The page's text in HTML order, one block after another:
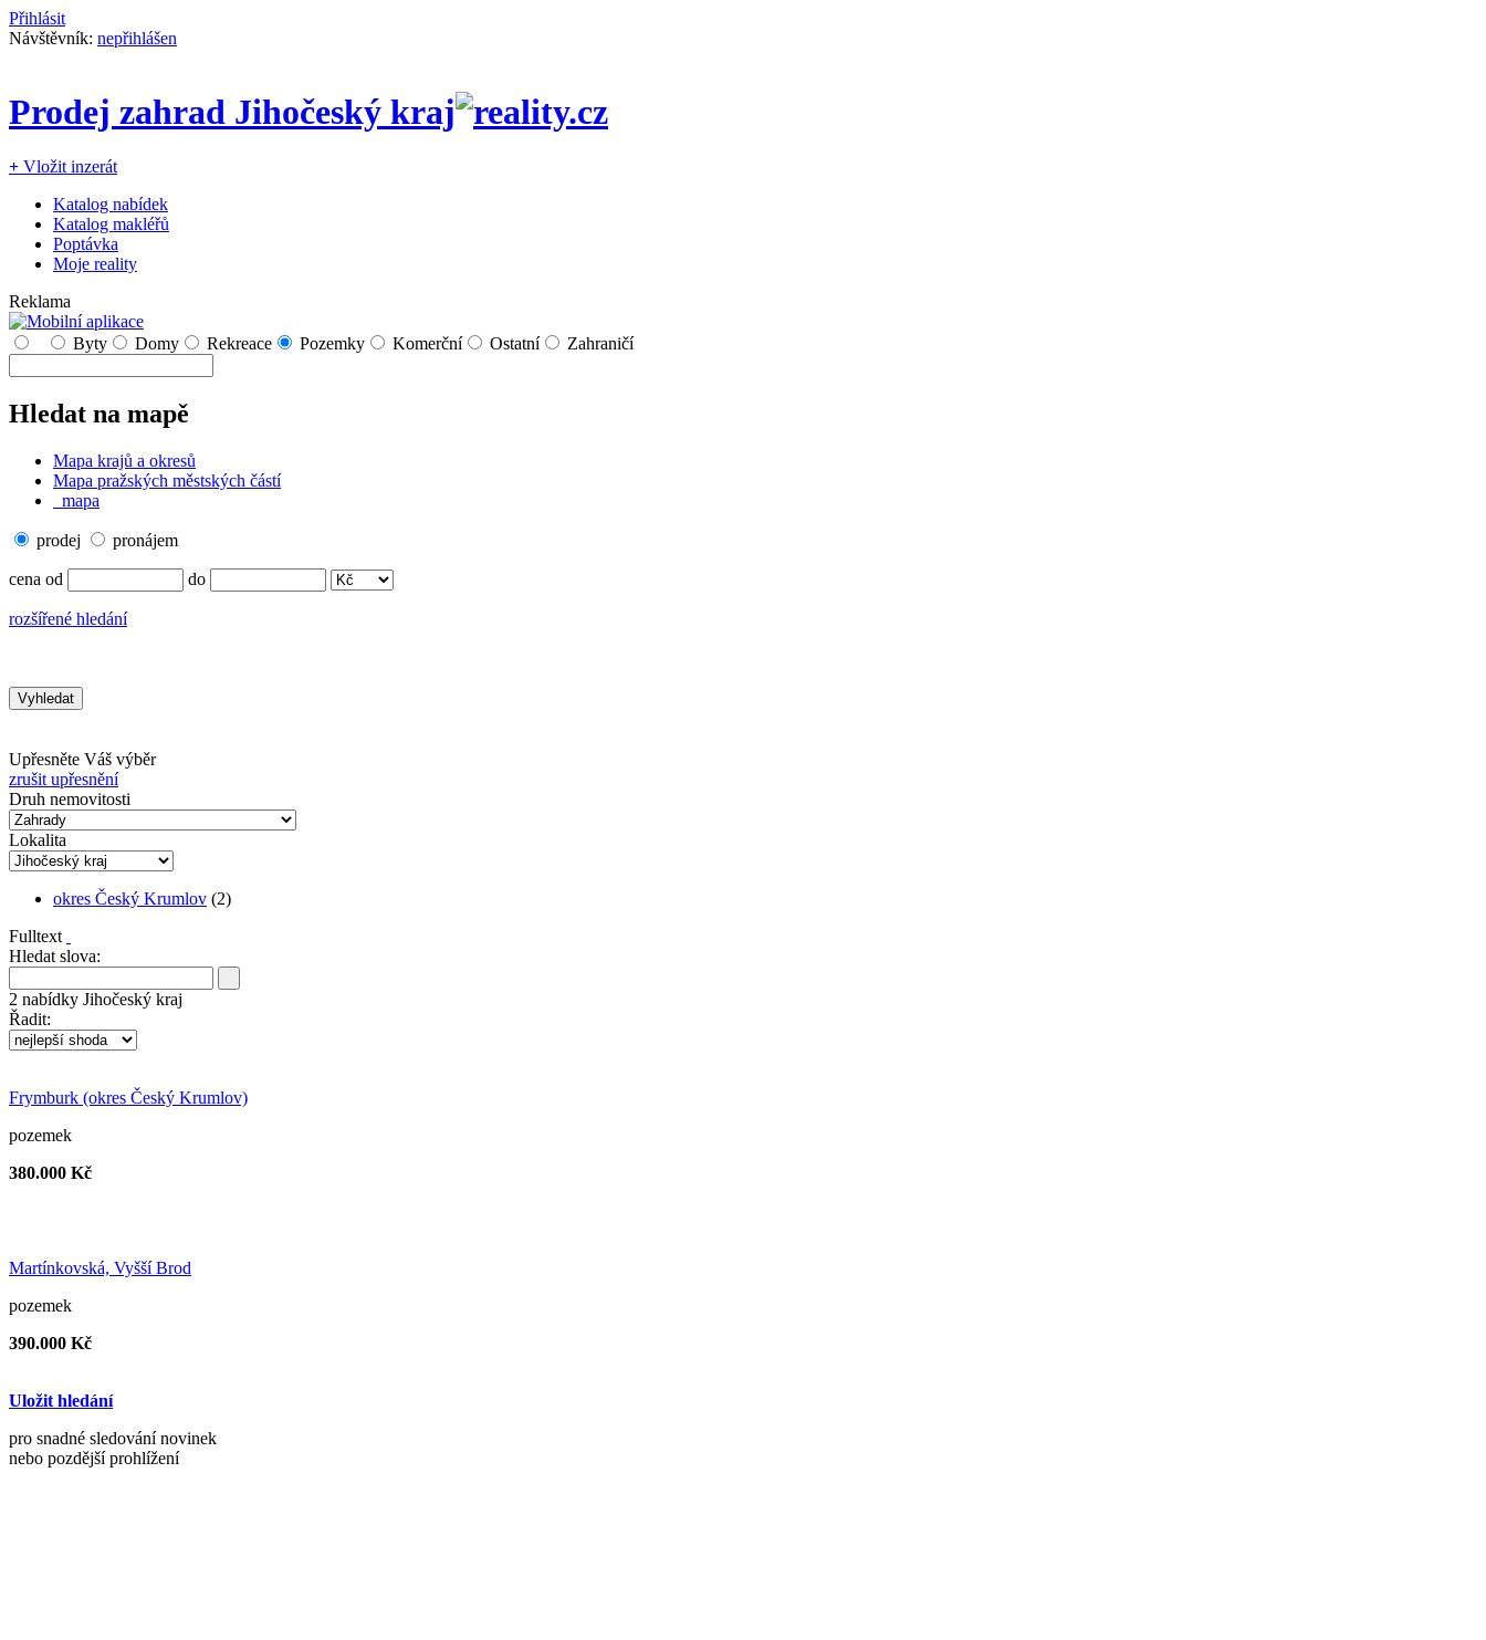
Přihlásit
Návštěvník: nepřihlášen
Prodej zahrad Jihočeský kraj
+ Vložit inzerát
Katalog nabídek
Katalog makléřů
Poptávka
Moje reality
Reklama
Byty Domy Rekreace Pozemky Komerční Ostatní Zahraničí
Hledat na mapě
Mapa krajů a okresů
Mapa pražských městských částí
mapa
prodej pronájem
cena od do
rozšířené hledání
Upřesněte Váš výběr
zrušit upřesnění
Druh nemovitosti
Lokalita
okres Český Krumlov (2)
Fulltext
Hledat slova:
2 nabídky Jihočeský kraj
Řadit:
Frymburk (okres Český Krumlov)
pozemek
380.000 Kč
Martínkovská, Vyšší Brod
pozemek
390.000 Kč
Uložit hledání
pro snadné sledování novinek
nebo pozdější prohlížení